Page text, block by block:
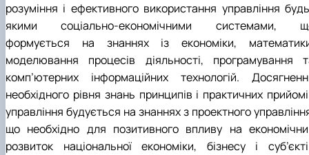
розуміння і ефективного використання управління
якими соціально-економічними системами,
формується на знаннях із економіки,
моделювання процесів діяльності, програмування
комп’ютерних інформаційних технологій.
необхідного рівня знань принципів і практичних
управління будується на знаннях з проектного
що необхідно для позитивного впливу на
розвиток національної економіки, бізнесу і